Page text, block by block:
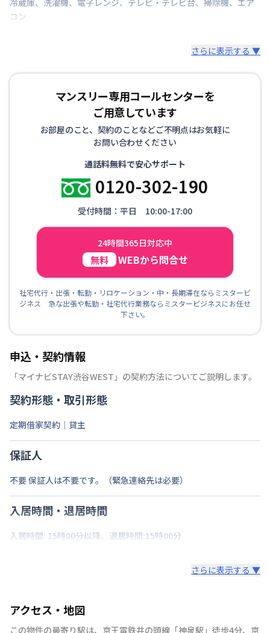
コン
さらに表示する ▼
マンスリー専用コールセンターを
ご用意しています
お部屋のこと、契約のことなどご不明点はお気軽に
お問い合わせください
通話料無料で安心サポート
0120-302-190
受付時間：平日 10:00-17:00
24時間365日対応中
無料 WEBから問合せ
社宅代行・出張・転勤・リロケーション・中・長期滞在ならミスタービ
ジネス 急な出張や転勤・社宅代行業務ならミスタービジネスにお任せ
下さい。
申込・契約情報
「マイナビSTAY渋谷WEST 」の契約方法についてご説明します。
契約形態・取引形態
定期借家契約｜貸主
保証人
不要 保証人は不要です。（緊急連絡先は必要）
入居時間・退居時間
入居時間: 15時00分以降、退居時間:15時00分
さらに表示する ▼
アクセス・地図
この物件の最寄り駅は、 京王電鉄井の頭線 「神泉駅 」 徒歩4分、 京